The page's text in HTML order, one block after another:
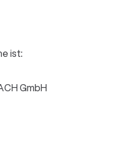
ist:
GmbH